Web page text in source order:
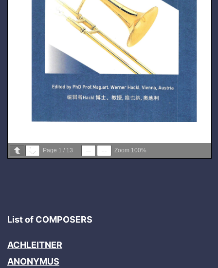
Page 1 / 13 Zoom 100%
List of COMPOSERS
ACHLEITNER
ANONYMUS